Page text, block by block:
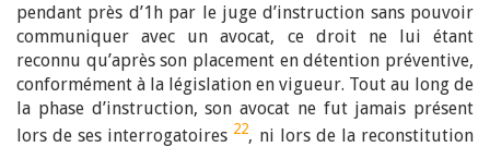
pendant près d’1h par le juge d’instruction sans pouvoir
communiquer avec un avocat, ce droit ne lui étant
reconnu qu’après son placement en détention préventive,
conformément à la législation en vigueur. Tout au long de
la phase d’instruction, son avocat ne fut jamais présent
lors de ses interrogatoires 22, ni lors de la reconstitution